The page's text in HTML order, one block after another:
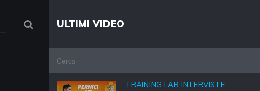
ULTIMI VIDEO
TRAINING LAB INTERVISTE